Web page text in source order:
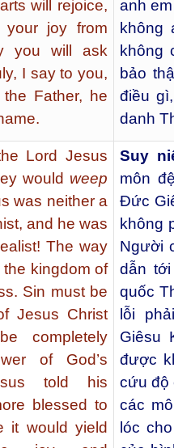
will rejoice,
joy from
you will ask
I say to you,
Father, he
anh
không
không
bảo
điều
danh
Lord Jesus
would weep
was neither a
and he was
The way
kingdom of
Sin must be
Jesus Christ
completely
of God’s
told his
blessed to
it would yield
Suy
môn
Ðức
không
Người
dẫn
quốc
lỗi
Giêsu
được
cứu độ
các
lóc